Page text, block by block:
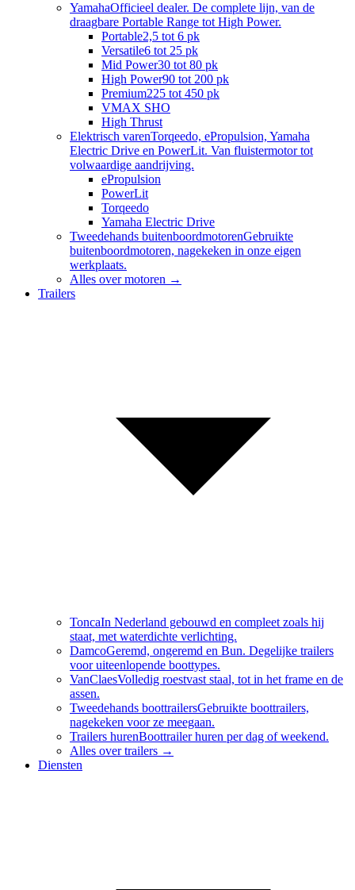
YamahaOfficieel dealer. De complete lijn, van de
draagbare Portable Range tot High Power.
Portable2,5 tot 6 pk
Versatile6 tot 25 pk
Mid Power30 tot 80 pk
High Power90 tot 200 pk
Premium225 tot 450 pk
VMAX SHO
High Thrust
Elektrisch varenTorqeedo, ePropulsion, Yamaha
Electric Drive en PowerLit. Van fluistermotor tot
volwaardige aandrijving.
ePropulsion
PowerLit
Torqeedo
Yamaha Electric Drive
Tweedehands buitenboordmotorenGebruikte
buitenboordmotoren, nagekeken in onze eigen
werkplaats.
Alles overmotoren →
Trailers
ToncaIn Nederland gebouwd en compleet zoals hij
staat, met waterdichte verlichting.
DamcoGeremd, ongeremd en Bun. Degelijke trailers
voor uiteenlopende boottypes.
VanClaesVolledig roestvast staal, tot in het frame en de
assen.
Tweedehands boottrailersGebruikte boottrailers,
nagekeken voor ze meegaan.
Trailers hurenBoottrailer huren per dag of weekend.
Alles overtrailers →
Diensten